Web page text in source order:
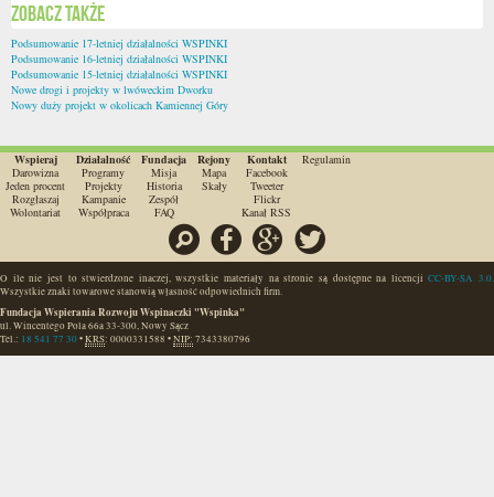
Zobacz także
Podsumowanie 17-letniej działalności WSPINKI
Podsumowanie 16-letniej działalności WSPINKI
Podsumowanie 15-letniej działalności WSPINKI
Nowe drogi i projekty w lwóweckim Dworku
Nowy duży projekt w okolicach Kamiennej Góry
Wspieraj
Darowizna
Jeden procent
Rozgłaszaj
Wolontariat
Działalność
Programy
Projekty
Kampanie
Współpraca
Fundacja
Misja
Historia
Zespół
FAQ
Rejony
Mapa
Skały
Kontakt
Facebook
Tweeter
Flickr
Kanał RSS
Regulamin
Szukaj Facebook Google
O ile nie jest to stwierdzone inaczej, wszystkie materiały na stronie są dostępne na licencjiCC-BY-SA 3.0.
Wszystkie znaki towarowe stanowią własność odpowiednich firm.
Fundacja Wspierania Rozwoju Wspinaczki "Wspinka"
ul. Wincentego Pola 66a33-300,Nowy Sącz
Tel.: 18 541 77 30•KRS: 0000331588 •NIP: 7343380796